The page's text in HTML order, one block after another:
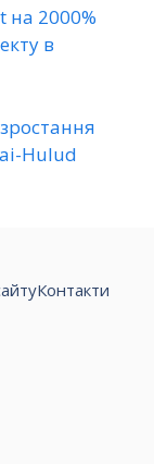
на 2000%
в
Hulud
Контакти